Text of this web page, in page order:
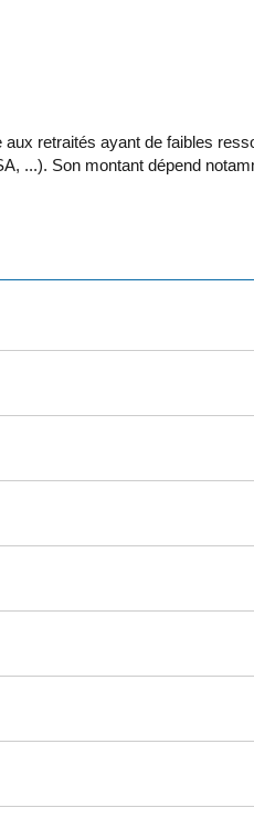
retraités ayant de faibles
Son montant dépend